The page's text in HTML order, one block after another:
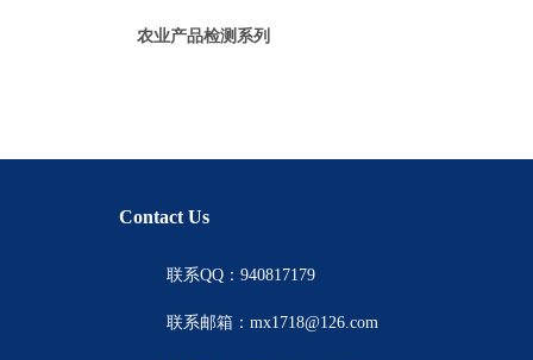
农业产品检测系列
Contact Us
联系QQ：940817179
联系邮箱：mx1718@126.com